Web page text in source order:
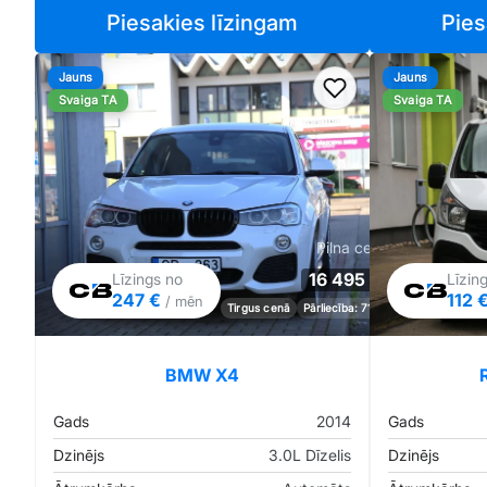
Piesakies līzingam
Pievienot
Jauns
Svaiga TA
Līzings no
247 € / mēn
Pilna cena
16 495 €
Tirgus cenā Pārliecība: 71%
BMW X4
Gads
2014
Dzinējs
3.0L Dīzelis
Jauns
Svaiga TA
112 €
Gads
Dzinējs